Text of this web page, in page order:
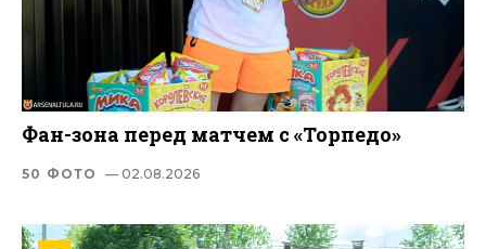
Фан-зона перед матчем с «Торпедо»
50 ФОТО — 02.08.2026